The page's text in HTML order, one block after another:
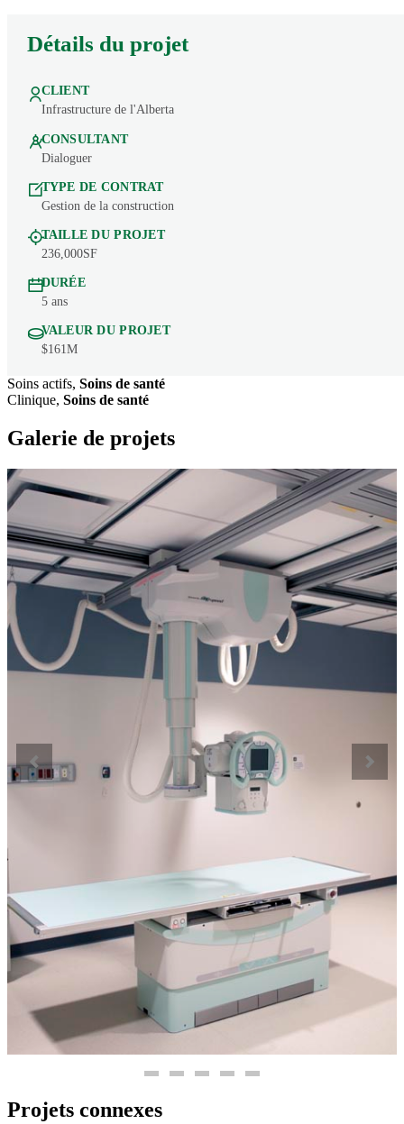
Détails du projet
CLIENT
Infrastructure de l'Alberta
CONSULTANT
Dialoguer
TYPE DE CONTRAT
Gestion de la construction
TAILLE DU PROJET
236,000SF
DURÉE
5 ans
VALEUR DU PROJET
$161M
Soins actifs, Soins de santé
Clinique, Soins de santé
Galerie de projets
Projets connexes